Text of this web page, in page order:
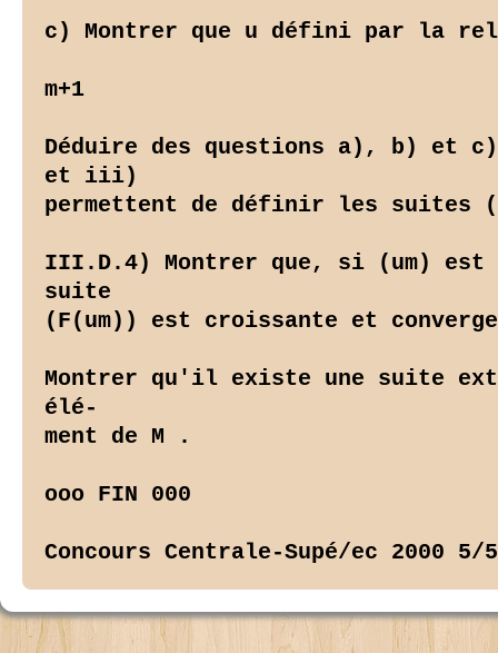
c) Montrer que u défini par la
m+1
Déduire des questions a), b)
et iii)
permettent de définir les suites
III.D.4) Montrer que, si (um)
suite
(F(um)) est croissante et
Montrer qu'il existe une suite
élé-
ment de M .
ooo FIN 000
Concours Centrale-Supé/ec 2000 5/5